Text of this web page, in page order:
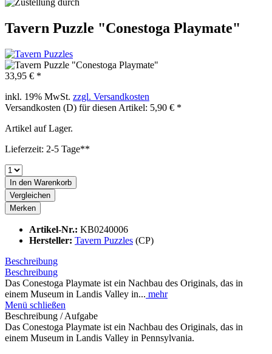
Tavern Puzzle "Conestoga Playmate"
33,95 € *
inkl. 19% MwSt. zzgl. Versandkosten
Versandkosten (D) für diesen Artikel: 5,90 € *
Artikel auf Lager.
Lieferzeit: 2-5 Tage**
In den Warenkorb
Vergleichen
Merken
Artikel-Nr.: KB0240006
Hersteller: Tavern Puzzles (CP)
Beschreibung
Beschreibung
Das Conestoga Playmate ist ein Nachbau des Originals, das in
einem Museum in Landis Valley in... mehr
Menü schließen
Beschreibung / Aufgabe
Das Conestoga Playmate ist ein Nachbau des Originals, das in
einem Museum in Landis Valley in Pennsylvania.